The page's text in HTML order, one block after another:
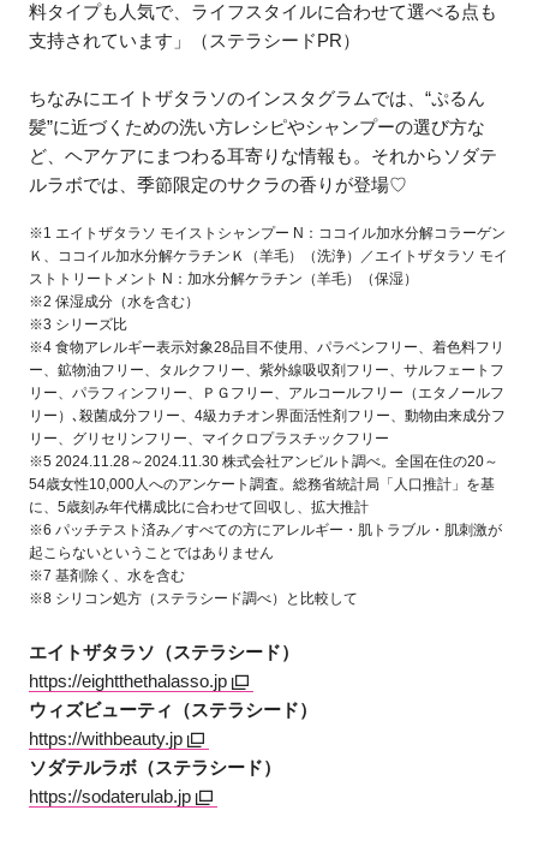
料タイプも人気で、ライフスタイルに合わせて選べる点も
支持されています」（ステラシードPR）
ちなみにエイトザタラソのインスタグラムでは、“ぷるん
髪”に近づくための洗い方レシピやシャンプーの選び方な
ど、ヘアケアにまつわる耳寄りな情報も。それからソダテ
ルラボでは、季節限定のサクラの香りが登場♡
※1 エイトザタラソ モイストシャンプー N：ココイル加水分解コラーゲン
Ｋ、ココイル加水分解ケラチンＫ（羊毛）（洗浄）／エイトザタラソ モイ
ストトリートメント N：加水分解ケラチン（羊毛）（保湿）
※2 保湿成分（水を含む）
※3 シリーズ比
※4 食物アレルギー表示対象28品目不使用、パラベンフリー、着色料フリ
ー、鉱物油フリー、タルクフリー、紫外線吸収剤フリー、サルフェートフ
リー、パラフィンフリー、ＰＧフリー、アルコールフリー（エタノールフ
リー）､殺菌成分フリー、4級カチオン界面活性剤フリー、動物由来成分フ
リー、グリセリンフリー、マイクロプラスチックフリー
※5 2024.11.28～2024.11.30 株式会社アンビルト調べ。全国在住の20～
54歳女性10,000人へのアンケート調査。総務省統計局「人口推計」を基
に、5歳刻み年代構成比に合わせて回収し、拡大推計
※6 パッチテスト済み／すべての方にアレルギー・肌トラブル・肌刺激が
起こらないということではありません
※7 基剤除く、水を含む
※8 シリコン処方（ステラシード調べ）と比較して
エイトザタラソ（ステラシード）
https://eightthethalasso.jp
ウィズビューティ（ステラシード）
https://withbeauty.jp
ソダテルラボ（ステラシード）
https://sodaterulab.jp